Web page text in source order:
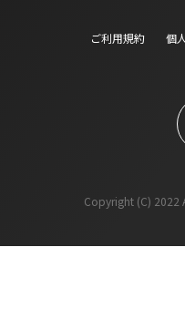
ご利用規約 個
Copyright (C) 2022